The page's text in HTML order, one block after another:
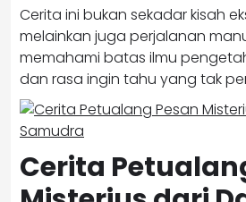
Cerita ini bukan sekadar kisah
melainkan juga perjalanan
memahami batas ilmu
dan rasa ingin tahu yang tak
Cerita